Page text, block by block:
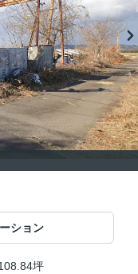
ション
坪